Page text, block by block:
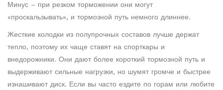
Минус – при резком торможении они могут
«проскальзывать», и тормозной путь немного длиннее.
Жесткие колодки из полупрочных составов лучше держат
тепло, поэтому их чаще ставят на спорткары и
внедорожники. Они дают более короткий тормозной путь и
выдерживают сильные нагрузки, но шумят громче и быстрее
изнашивают диск. Если вы часто ездите по горам или любите